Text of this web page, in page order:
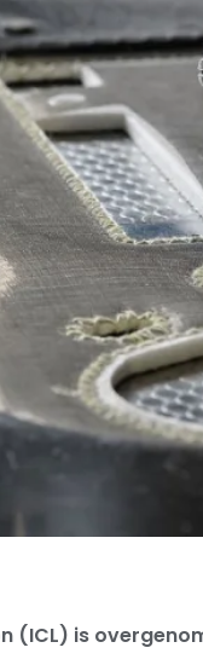
(ICL) is